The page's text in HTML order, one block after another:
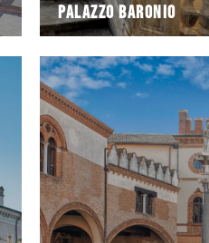
Palazzo Baronio
Palazzo Merlato (o
Il Palazzo Comunale di
centrale Piazza del
costituito da due edifici
comunicanti